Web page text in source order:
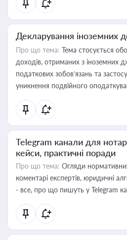
Декларування іноземних
Про що тема: Тема стосується
доходів, отриманих з іноземних
податкових зобов’язань та
уникнення подвійного
Telegram канали для
кейси, практичні поради
Про що тема: Огляди
коментарі експертів, юридичні
- все, про що пишуть у Telegram